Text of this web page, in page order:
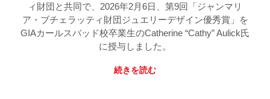
ィ財団と共同で、2026年2月6日、第9回「ジャンマリ
ア・ブチェラッティ財団ジュエリーデザイン優秀賞」を
GIAカールスバッド校卒業生のCatherine “Cathy” Aulick氏
に授与しました。
続きを読む